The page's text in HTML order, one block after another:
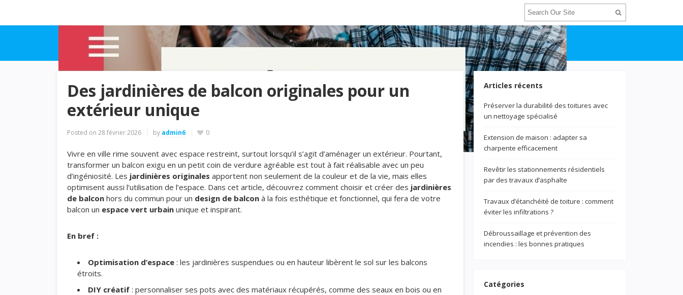
Des jardinières de balcon originales pour un
extérieur unique
Posted on 28 février 2026 by admin6 0
Vivre en ville rime souvent avec espace restreint, surtout lorsqu’il s’agit d’aménager un extérieur. Pourtant,
transformer un balcon exigu en un petit coin de verdure agréable est tout à fait réalisable avec un peu
d’ingéniosité. Les jardinières originales apportent non seulement de la couleur et de la vie, mais elles
optimisent aussi l’utilisation de l’espace. Dans cet article, découvrez comment choisir et créer des jardinières
de balcon hors du commun pour un design de balcon à la fois esthétique et fonctionnel, qui fera de votre
balcon un espace vert urbain unique et inspirant.
En bref :
Optimisation d’espace : les jardinières suspendues ou en hauteur libèrent le sol sur les balcons
étroits.
DIY créatif : personnaliser ses pots avec des matériaux récupérés, comme des seaux en bois ou en
Articles récents
Préserver la durabilité des toitures avec
un nettoyage spécialisé
Extension de maison : adapter sa
charpente efficacement
Revêtir les stationnements résidentiels
par des travaux d’asphalte
Travaux d’étanchéité de toiture : comment
éviter les infiltrations ?
Débroussaillage et prévention des
incendies : les bonnes pratiques
Catégories